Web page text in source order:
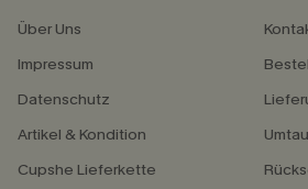
Über Uns
Impressum
Datenschutz
Artikel & Kondition
Cupshe Lieferkette